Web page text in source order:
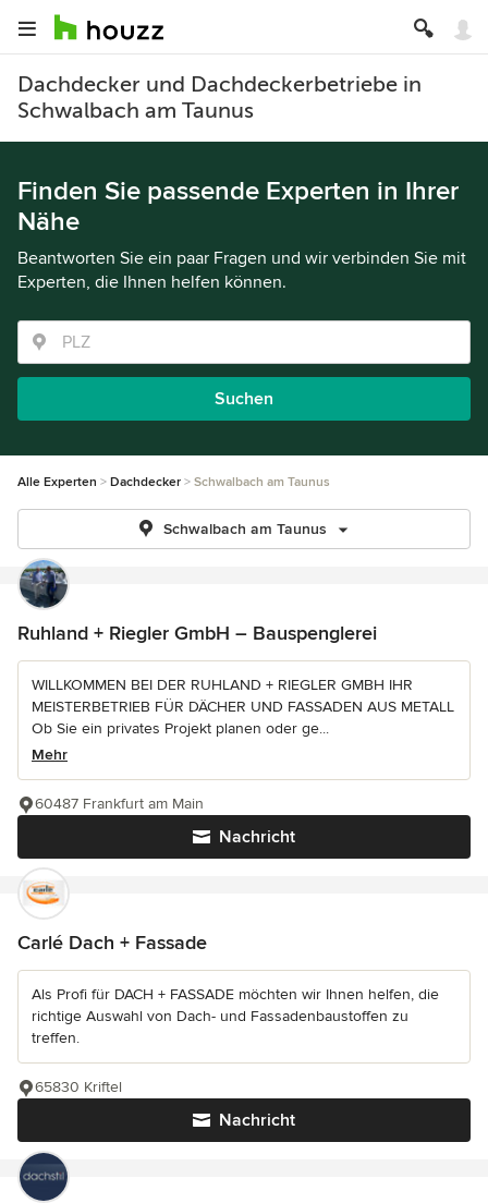
Dachdecker und Dachdeckerbetriebe in
Schwalbach am Taunus
Finden Sie passende Experten in Ihrer
Nähe
Beantworten Sie ein paar Fragen und wir verbinden Sie mit
Experten, die Ihnen helfen können.
Suchen
Alle Experten Dachdecker Schwalbach am Taunus
Schwalbach am Taunus
Ruhland + Riegler GmbH – Bauspenglerei
WILLKOMMEN BEI DER RUHLAND + RIEGLER GMBH IHR
MEISTERBETRIEB FÜR DÄCHER UND FASSADEN AUS METALL
Ob Sie ein privates Projekt planen oder ge...
Mehr
Nachricht
60487 Frankfurt am Main
Carlé Dach + Fassade
Als Profi für DACH + FASSADE möchten wir Ihnen helfen, die
richtige Auswahl von Dach- und Fassadenbaustoffen zu
treffen.
Nachricht
65830 Kriftel